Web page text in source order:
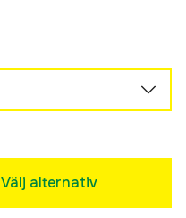
Välj alternativ